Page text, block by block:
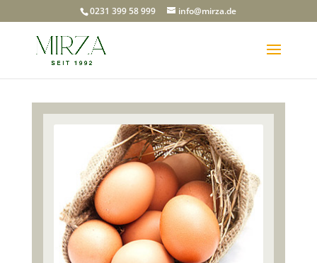
0231 399 58 999 info@mirza.de